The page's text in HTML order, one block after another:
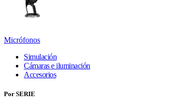
Micrófonos
Simulación
Cámaras e iluminación
Accesorios
Por SERIE